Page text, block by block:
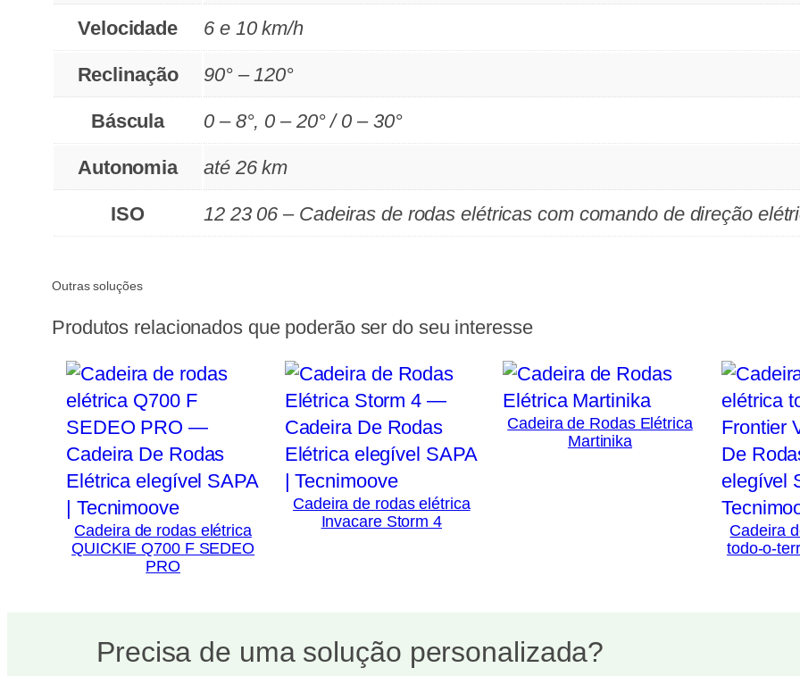
Velocidade 6 e 10 km/h
Reclinação 90° – 120°
Báscula 0 – 8°, 0 – 20° / 0 – 30°
Autonomia até 26 km
ISO 12 23 06 – Cadeiras de rodas elétricas com comando de direção
Outras soluções
Produtos relacionados que poderão ser do seu interesse
Cadeira de rodas elétrica
QUICKIE Q700 F SEDEO
PRO
Cadeira de rodas elétrica
Invacare Storm 4
Cadeira de Rodas Elétrica
Martinika
Cadeira
todo-o-
Precisa de uma solução personalizada?